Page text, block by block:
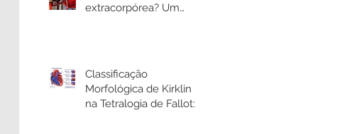
extracorpórea? Um
Classificação
Morfológica de Kirklin
na Tetralogia de Fallot: o